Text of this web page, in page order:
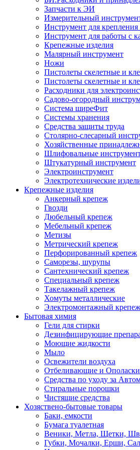
Запчасти к ЭИ
Измерительный
Инструмент для
Инструмент для работы с
Крепежные изделия
Малярный инструмент
Ножи
Пистолеты скелетные и
Пистолеты скелетные и
Расходники для
Садово-огородный
Система ширеФит
Системы хранения
Средства защиты труда
Столярно-слесарный
Хозяйственные
Шлифовальные
Штукатурный инструмент
Электроинструмент
Электротехнические
Крепежные изделия
Анкерный крепеж
Гвозди
Дюбельный крепеж
Мебельный крепеж
Метизы
Метрический крепеж
Перфорированный крепеж
Саморезы, шурупы
Сантехнический крепеж
Специальный крепеж
Такелажный крепеж
Хомуты металлические
Электромонтажный крепеж
Бытовая химия
Гели для стирки
Дезинфицирующие
Моющие жидкости
Мыло
Освежители воздуха
Отбеливающие и
Средства по уходу за
Стиральные порошки
Чистящие средства
Хозяствено-бытовые товары
Баки, емкости
Бумага туалетная
Веники, Метла, Щетки,
Губки, Мочалки, Ерши,